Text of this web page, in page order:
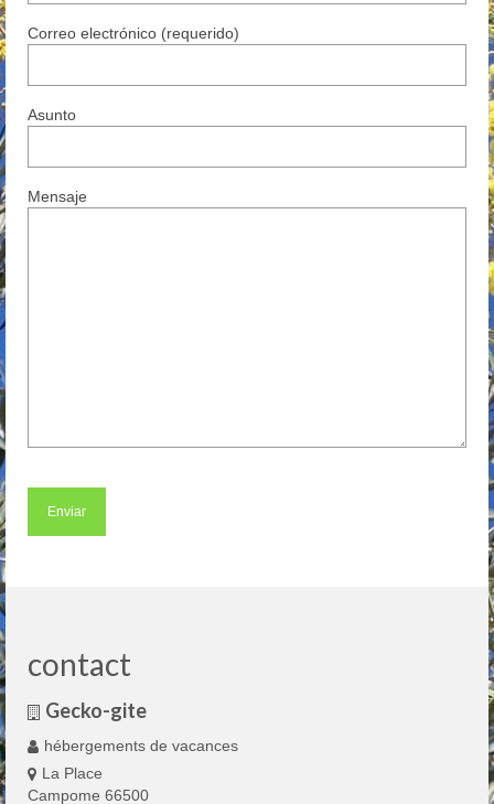
Correo electrónico (requerido)
Asunto
Mensaje
contact
Gecko-gite
hébergements de vacances
La Place
Campome 66500